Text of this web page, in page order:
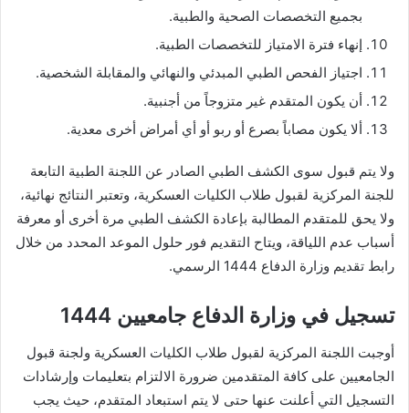
بجميع التخصصات الصحية والطبية.
إنهاء فترة الامتياز للتخصصات الطبية.
اجتياز الفحص الطبي المبدئي والنهائي والمقابلة الشخصية.
أن يكون المتقدم غير متزوجاً من أجنبية.
ألا يكون مصاباً بصرع أو ربو أو أي أمراض أخرى معدية.
ولا يتم قبول سوى الكشف الطبي الصادر عن اللجنة الطبية التابعة
للجنة المركزية لقبول طلاب الكليات العسكرية، وتعتبر النتائج نهائية،
ولا يحق للمتقدم المطالبة بإعادة الكشف الطبي مرة أخرى أو معرفة
أسباب عدم اللياقة، ويتاح التقديم فور حلول الموعد المحدد من خلال
رابط تقديم وزارة الدفاع 1444 الرسمي.
تسجيل في وزارة الدفاع جامعيين 1444
أوجبت اللجنة المركزية لقبول طلاب الكليات العسكرية ولجنة قبول
الجامعيين على كافة المتقدمين ضرورة الالتزام بتعليمات وإرشادات
التسجيل التي أعلنت عنها حتى لا يتم استبعاد المتقدم، حيث يجب